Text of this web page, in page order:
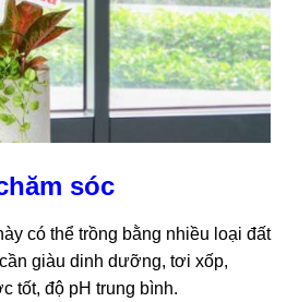
sóc
có thể trồng bằng nhiều loại đất
giàu dinh dưỡng, tơi xốp,
tốt, độ pH trung bình.